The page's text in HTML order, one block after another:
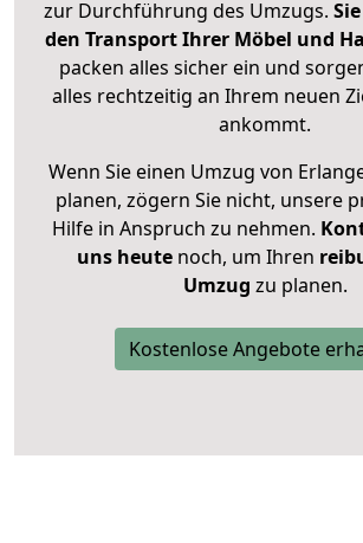
zur Durchführung des Umzugs.
den Transport Ihrer Möbel und
packen alles sicher ein und
alles rechtzeitig an Ihrem neuen
ankommt.
Wenn Sie einen Umzug von
planen, zögern Sie nicht, unsere
Hilfe in Anspruch zu nehmen.
uns heutenoch, um Ihren
Umzug zu planen.
Kostenlose Angebote